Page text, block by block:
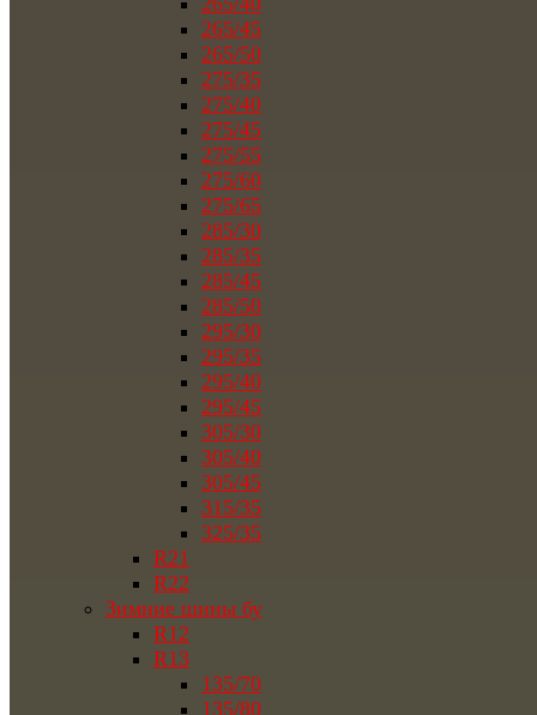
265/45
265/50
275/35
275/40
275/45
275/55
275/60
275/65
285/30
285/35
285/45
285/50
295/30
295/35
295/40
295/45
305/30
305/40
305/45
315/35
325/35
R21
R22
Зимние шины бу
R12
R13
135/70
135/80